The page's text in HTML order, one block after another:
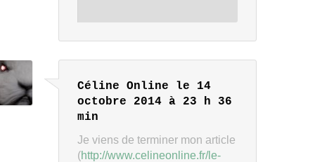
Céline Online
le 14
octobre 2014 à 23 h 36
min
Je viens de terminer mon article
(http://www.celineonline.fr/le-